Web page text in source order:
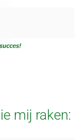
mij raken: